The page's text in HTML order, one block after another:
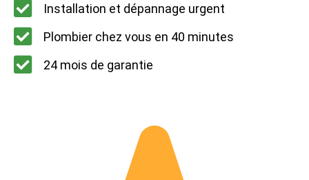
Installation et dépannage urgent
Plombier chez vous en 40 minutes
24 mois de garantie